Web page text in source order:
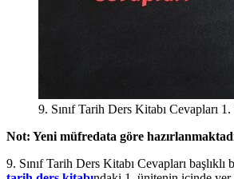
9. Sınıf Tarih Ders Kitabı Cevapları
Not: Yeni müfredata göre
9. Sınıf Tarih Ders Kitabı Cevapları başlıklı